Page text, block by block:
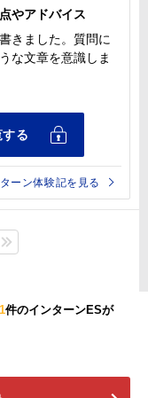
やアドバイス
きました。質問に
な文章を意識しま
ーン体験記を見る
1件のインターンESが